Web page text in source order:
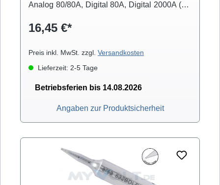
Analog 80/80A, Digital 80A, Digital 2000A (mit
(mit Powertool), MS 6000, MS 8000/D, Multi-
Ergotool)
16,45 €*
Preis inkl. MwSt. zzgl. Versandkosten
Lieferzeit: 2-5 Tage
Betriebsferien bis 14.08.2026
Angaben zur Produktsicherheit